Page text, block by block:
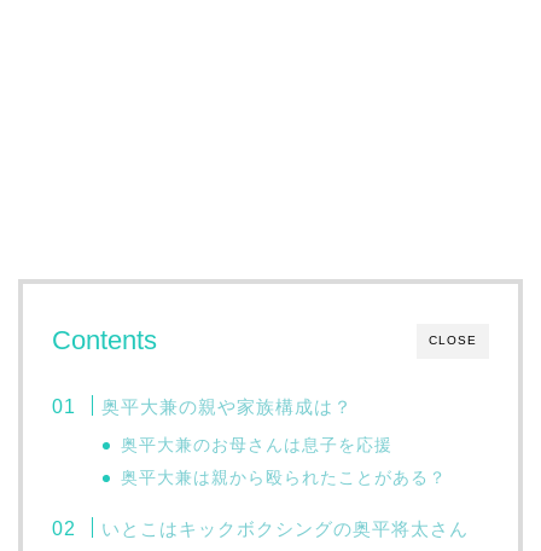
CLOSE
Contents
奥平大兼の親や家族構成は？
奥平大兼のお母さんは息子を応援
奥平大兼は親から殴られたことがある？
いとこはキックボクシングの奥平将太さん